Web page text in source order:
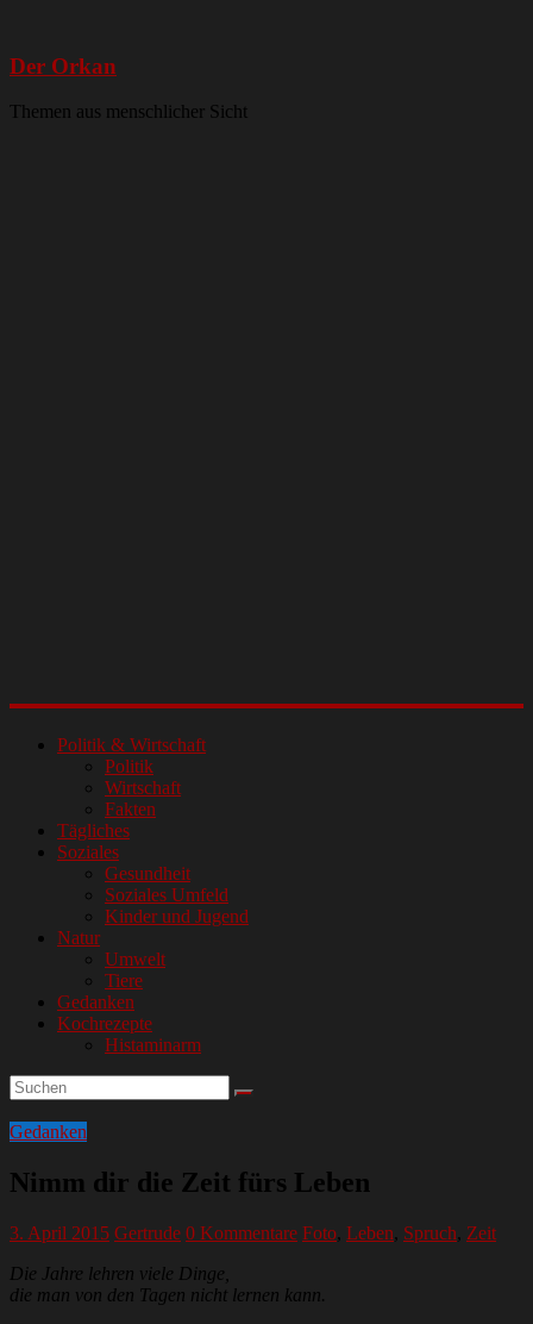
Der Orkan
Themen aus menschlicher Sicht
Politik & Wirtschaft
Politik
Wirtschaft
Fakten
Tägliches
Soziales
Gesundheit
Soziales Umfeld
Kinder und Jugend
Natur
Umwelt
Tiere
Gedanken
Kochrezepte
Histaminarm
Gedanken
Nimm dir die Zeit fürs Leben
3. April 2015 Gertrude 0 Kommentare Foto, Leben, Spruch, Zeit
Die Jahre lehren viele Dinge,
die man von den Tagen nicht lernen kann.